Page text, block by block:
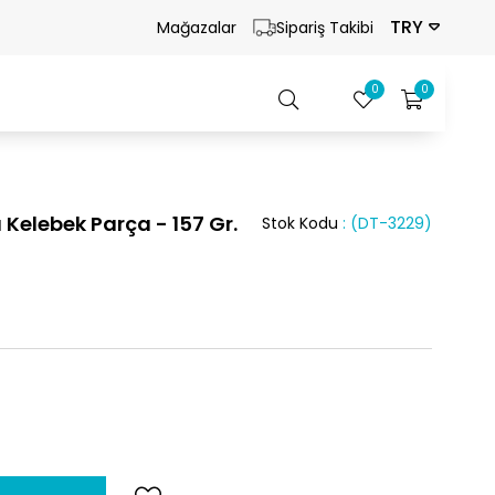
Mağazalar Sipariş Takibi TRY
0
0
Parça - 157 Gr. (DT-3229)
Stok Kodu